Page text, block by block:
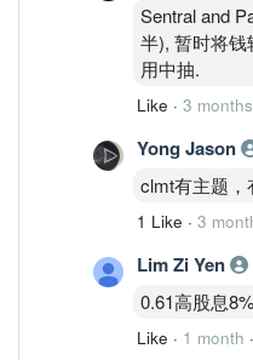
Sentral and
半), 暂时将钱
用中抽.
Like · 3 months
Yong Jason
clmt有主题
1 Like · 3
Lim Zi Yen
0.61高股息
Like · 1 month ·